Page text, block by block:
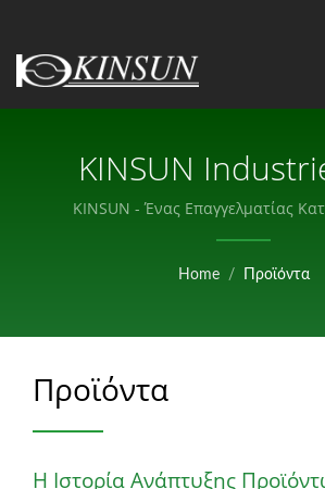
KINSUN
KINSUN - Ένας Επαγγελματίας
Ηλεκτρονικών Στοιχείων.
Home / Προϊόντα
Προϊόντα
Η Ιστορία Ανάπτυξης